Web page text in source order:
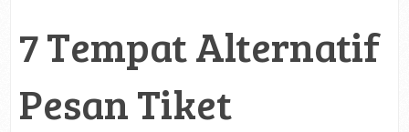
7 Tempat Alternatif
Pesan Tiket